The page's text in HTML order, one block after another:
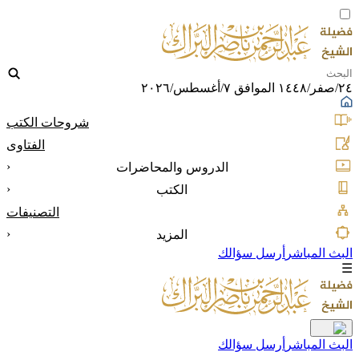
٢٤/صفر/١٤٤٨ الموافق ٧/أغسطس/٢٠٢٦
شروحات الكتب
الفتاوى
الدروس والمحاضرات
‹
الكتب
‹
التصنيفات
المزيد
‹
البث المباشر أرسل سؤالك
☰
البث المباشر أرسل سؤالك